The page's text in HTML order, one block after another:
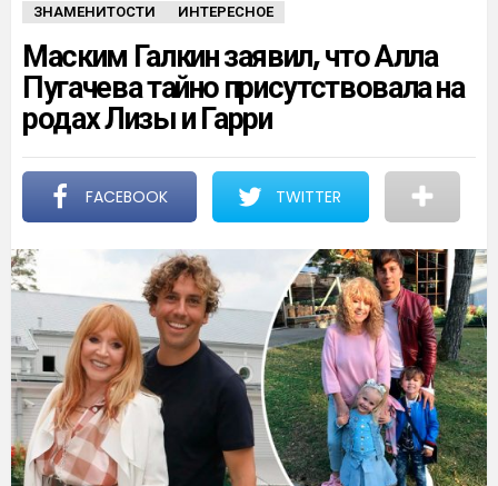
ЗНАМЕНИТОСТИ ИНТЕРЕСНОЕ
Маским Галкин заявил, что Алла
Пугачева тайно присутствовала на
родах Лизы и Гарри
FACEBOOK TWITTER